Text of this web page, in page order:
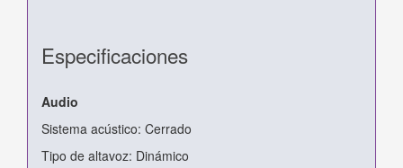
Especificaciones
Audio
Sistema acústico: Cerrado
Tipo de altavoz: Dinámico